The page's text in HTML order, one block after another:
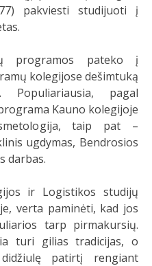
pakviesti studijuoti į
programos pateko į
kolegijose dešimtuką
pagal
Kauno kolegijoje
taip pat –
ugdymas, Bendrosios
darbas.
ir Logistikos studijų
verta paminėti, kad jos
tarp pirmakursių.
turi gilias tradicijas, o
patirtį rengiant